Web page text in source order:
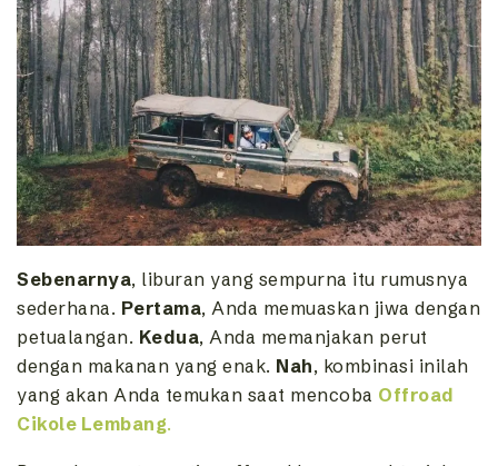
Sebenarnya, liburan yang sempurna itu rumusnya
sederhana. Pertama, Anda memuaskan jiwa dengan
petualangan. Kedua, Anda memanjakan perut
dengan makanan yang enak. Nah, kombinasi inilah
yang akan Anda temukan saat mencoba Offroad
Cikole Lembang.